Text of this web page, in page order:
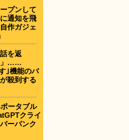
プンして
通知を飛
作ガジェ
を返
」……
｣機能のバ
殺到する
ータブル
クライ
ーパンク